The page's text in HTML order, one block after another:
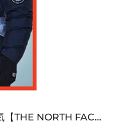
ノースフェイス 偽物 ダウン人気【THE NORTH FACE】M'S 7 SUMMIT HIM...